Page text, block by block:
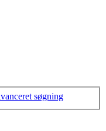
søgning